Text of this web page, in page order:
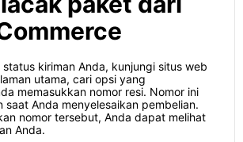
kiriman Anda, kunjungi situs web
utama, cari opsi yang
memasukkan nomor resi. Nomor ini
saat Anda menyelesaikan pembelian.
nomor tersebut, Anda dapat melihat
Anda.